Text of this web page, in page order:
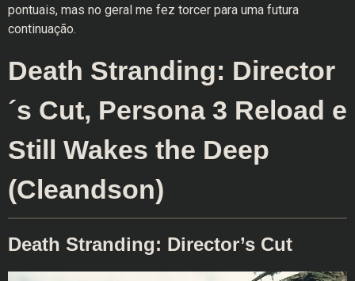
pontuais, mas no geral me fez torcer para uma futura
continuação.
Death Stranding: Director
´s Cut, Persona 3 Reload e
Still Wakes the Deep
(Cleandson)
Death Stranding: Director’s Cut